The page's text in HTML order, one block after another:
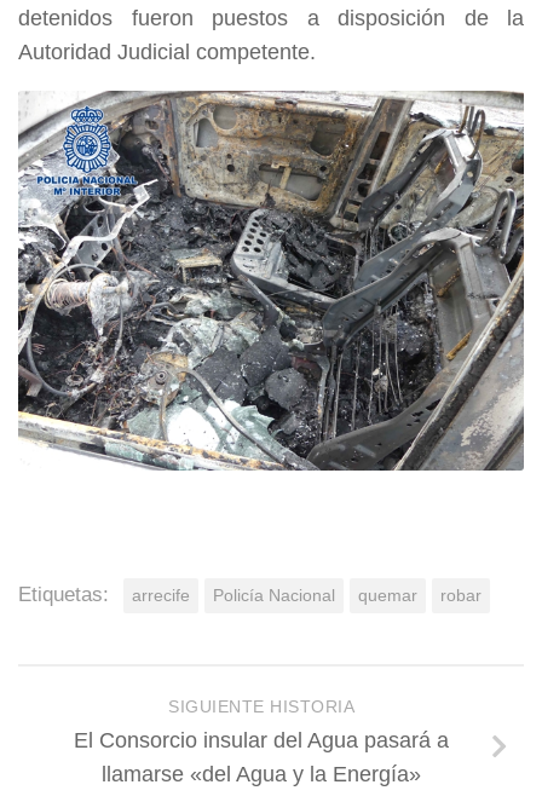
detenidos fueron puestos a disposición de la
Autoridad Judicial competente.
Etiquetas: arrecife Policía Nacional quemar robar
SIGUIENTE HISTORIA
El Consorcio insular del Agua pasará a
llamarse «del Agua y la Energía»